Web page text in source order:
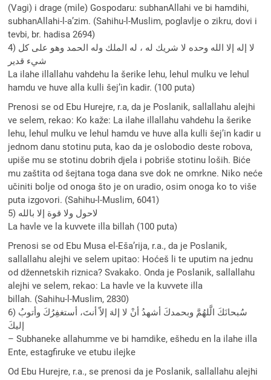
(Vagi) i drage (mile) Gospodaru: subhanAllahi ve bi hamdihi,
subhanAllahi-l-a’zim. (Sahihu-l-Muslim, poglavlje o zikru, dovi i
tevbi, br. hadisa 2694)
4) لا إله إلا الله وحده لا شريك له ، له الملك وله الحمد وهو على كل
شيء قدير
La ilahe illallahu vahdehu la šerike lehu, lehul mulku ve lehul
hamdu ve huve alla kulli šej’in kadir. (100 puta)
Prenosi se od Ebu Hurejre, r.a, da je Poslanik, sallallahu alejhi
ve selem, rekao: Ko kaže: La ilahe illallahu vahdehu la šerike
lehu, lehul mulku ve lehul hamdu ve huve alla kulli šej’in kadir u
jednom danu stotinu puta, kao da je oslobodio deste robova,
upiše mu se stotinu dobrih djela i pobriše stotinu loših. Biće
mu zaštita od šejtana toga dana sve dok ne omrkne. Niko neće
učiniti bolje od onoga što je on uradio, osim onoga ko to više
puta izgovori. (Sahihu-l-Muslim, 6041)
5) لاحول ولا قوة إلا بالله
La havle ve la kuvvete illa billah (100 puta)
Prenosi se od Ebu Musa el-Eša’rija, r.a., da je Poslanik,
sallallahu alejhi ve selem upitao: Hoćeš li te uputim na jednu
od džennetskih riznica? Svakako. Onda je Poslanik, sallallahu
alejhi ve selem, rekao: La havle ve la kuvvete illa
billah. (Sahihu-l-Muslim, 2830)
6) سُبحانَكَ الَّلهُمَّ وبحمدكَ أشهدُ أنْ لا إلهَ إلاّ أنتَ، أستغفِرُكَ وأتوبُ
إليكَ
– Subhaneke allahumme ve bi hamdike, ešhedu en la ilahe illa
Ente, estagfiruke ve etubu ilejke
Od Ebu Hurejre, r.a., se prenosi da je Poslanik, sallallahu alejhi